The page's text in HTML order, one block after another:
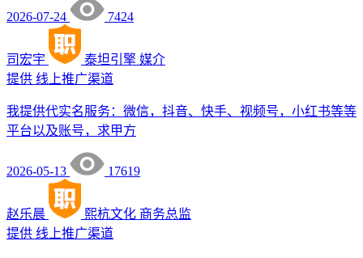
2026-07-24 7424
司宏宇 泰坦引擎 媒介
提供 线上推广渠道
我提供代实名服务：微信，抖音、快手、视频号，小红书等等
平台以及账号，求甲方
2026-05-13 17619
赵乐晨 熙杭文化 商务总监
提供 线上推广渠道